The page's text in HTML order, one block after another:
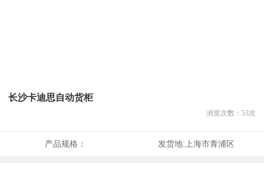
长沙卡迪思自动货柜
浏览次数： 53次
产品规格： 发货地: 上海市青浦区